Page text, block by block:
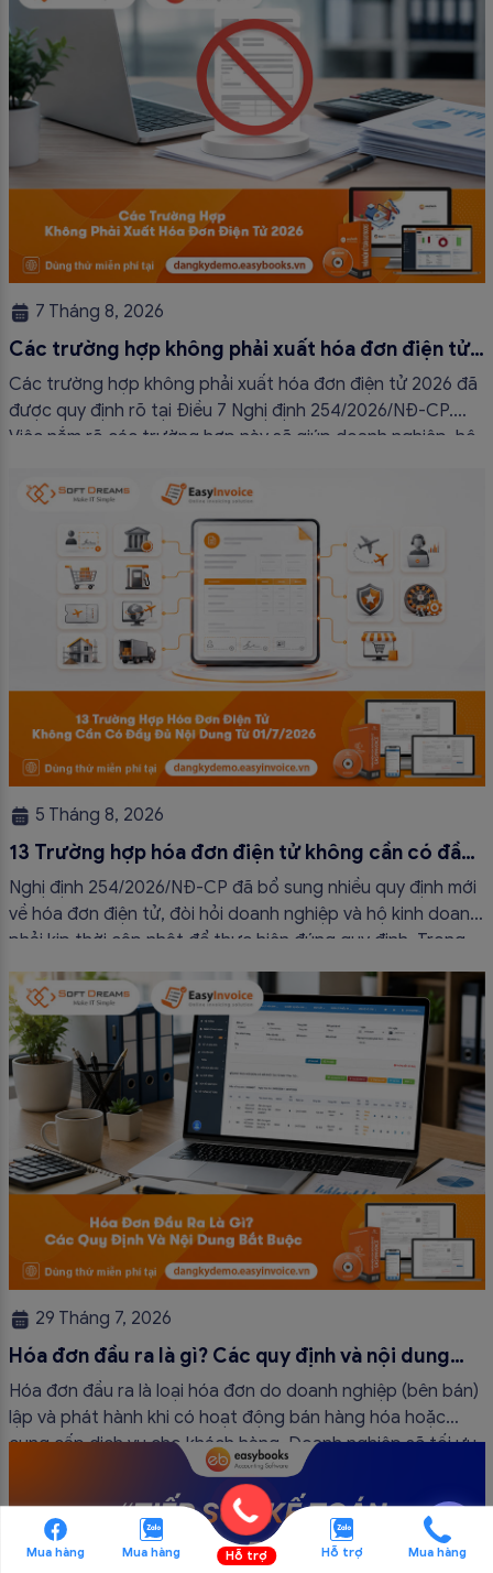
7 Tháng 8, 2026
Các trường hợp không phải xuất hóa đơn điện tử
2026
Các trường hợp không phải xuất hóa đơn điện tử 2026 đã
được quy định rõ tại Điều 7 Nghị định 254/2026/NĐ-CP.
Việc nắm rõ các trường hợp này sẽ giúp doanh nghiệp, hộ
tránh lập hóa đơn không cần thiết hoặc áp […]
5 Tháng 8, 2026
13 Trường hợp hóa đơn điện tử không cần có đầy
đủ nội dung từ 01/7/2026
Nghị định 254/2026/NĐ-CP đã bổ sung nhiều quy định mới
về hóa đơn điện tử, đòi hỏi doanh nghiệp và hộ kinh doanh
phải kịp thời cập nhật để thực hiện đúng quy định. Trong
bài viết này, hóa đơn điện tử EasyInvoice sẽ chia sẻ 13
trường hợp hóa đơn điện tử không cần […]
29 Tháng 7, 2026
Hóa đơn đầu ra là gì? Các quy định và nội dung
bắt buộc mới nhất
Hóa đơn đầu ra là loại hóa đơn do doanh nghiệp (bên bán)
lập và phát hành khi có hoạt động bán hàng hóa hoặc
cung cấp dịch vụ cho khách hàng. Doanh nghiệp sẽ tối ưu
quy trình vận hành và tránh được những án phạt hành
chính không đáng có nếu nắm rõ […]
Mua hàng Mua hàng Hỗ trợ Hỗ trợ Mua hàng
💬